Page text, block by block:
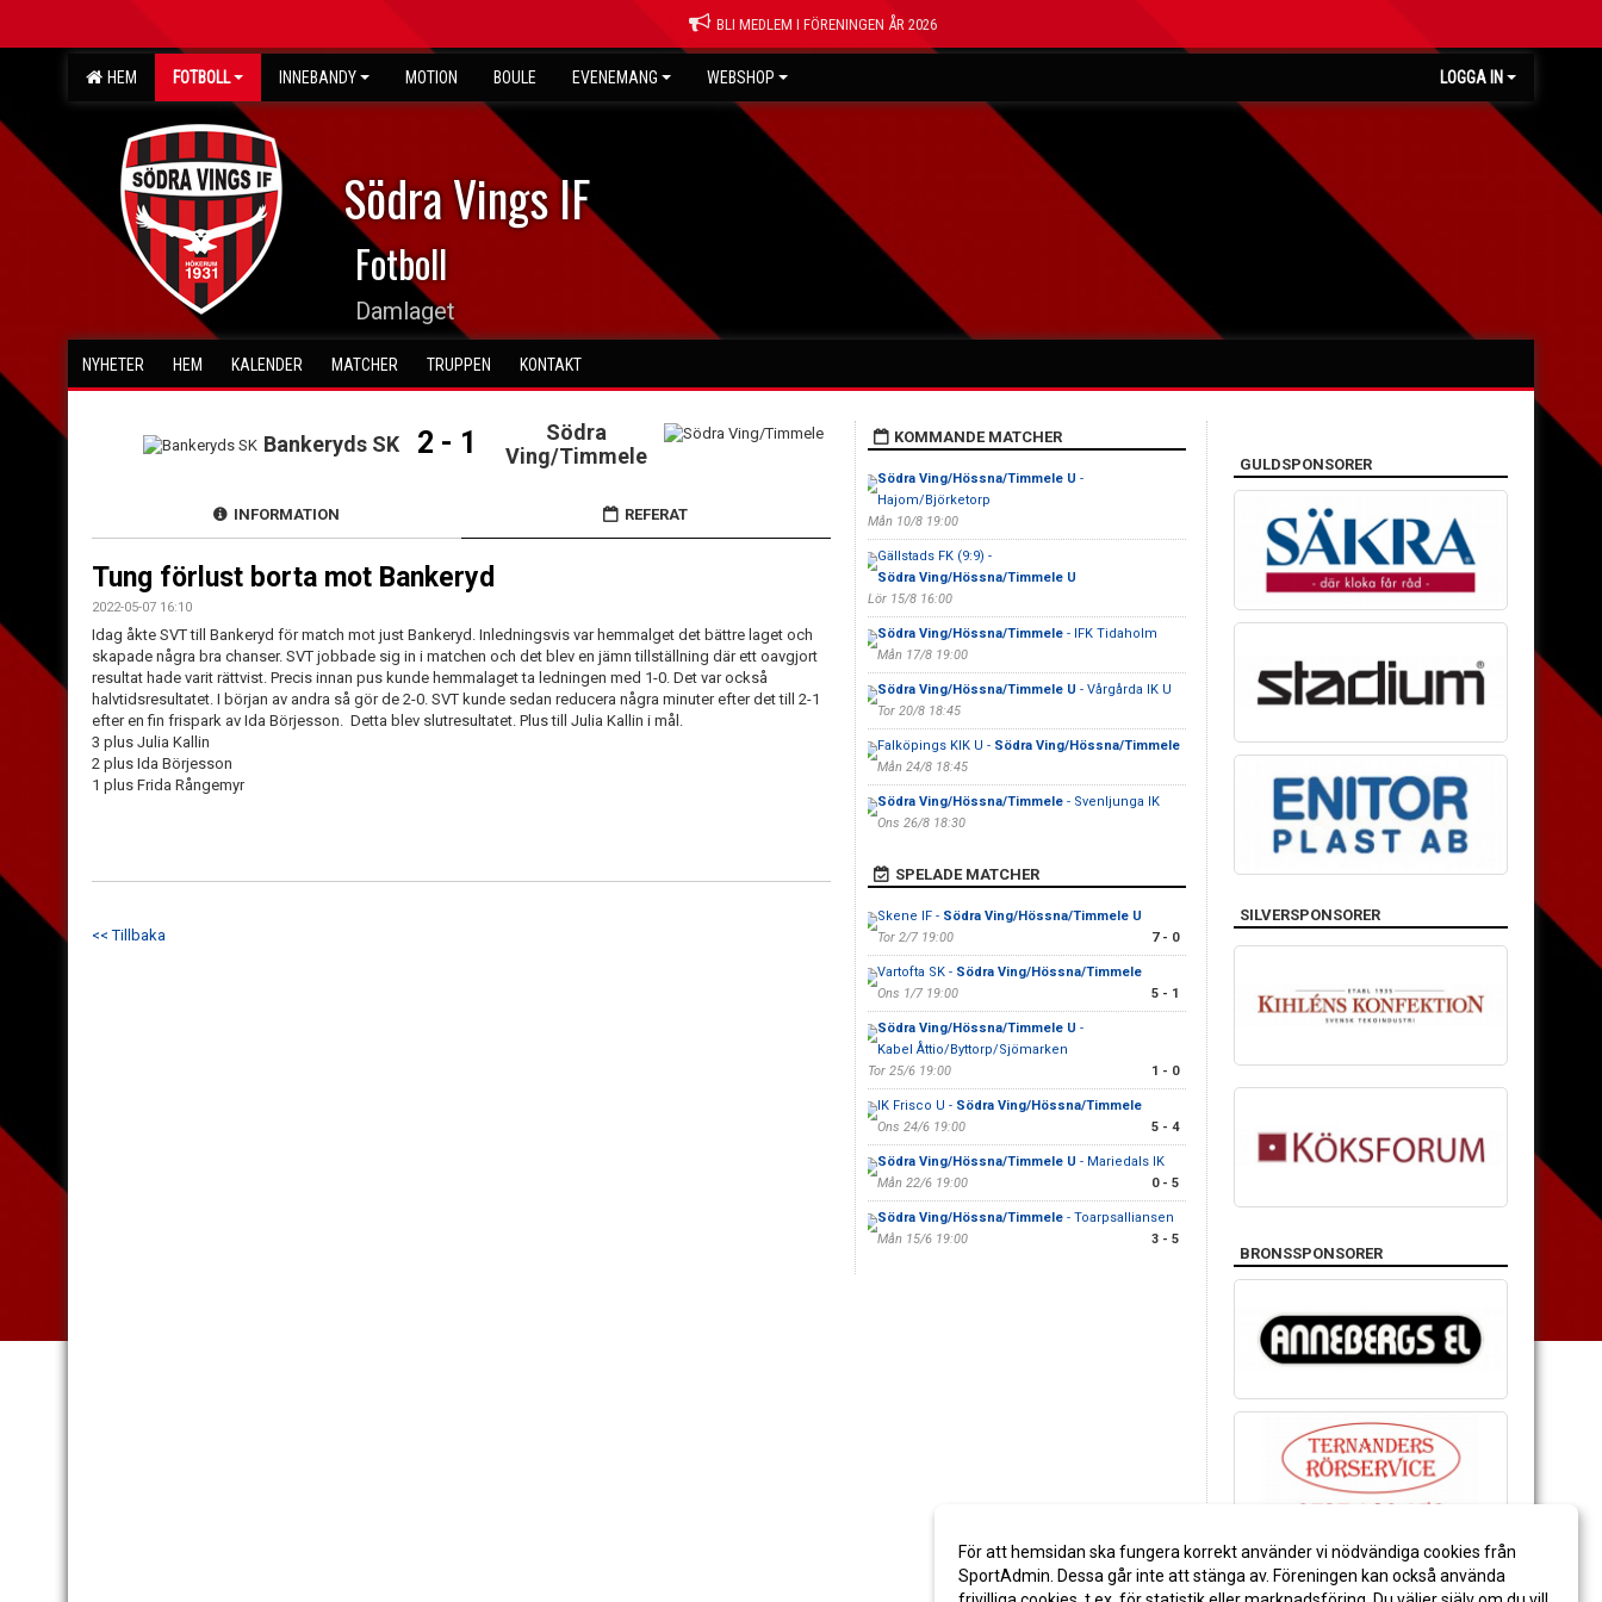
BLI MEDLEM I FÖRENINGEN ÅR 2026
HEM FOTBOLL INNEBANDY MOTION BOULE EVENEMANG WEBSHOP LOGGA IN
Södra Vings IF
Fotboll
Damlaget
NYHETER HEM KALENDER MATCHER TRUPPEN KONTAKT
Bankeryds SK 2 - 1
Södra
Ving/Timmele
INFORMATION REFERAT
Tung förlust borta mot Bankeryd
2022-05-07 16:10
Idag åkte SVT till Bankeryd för match mot just Bankeryd. Inledningsvis var hemmalget det bättre laget och
skapade några bra chanser. SVT jobbade sig in i matchen och det blev en jämn tillställning där ett oavgjort
resultat hade varit rättvist. Precis innan pus kunde hemmalaget ta ledningen med 1-0. Det var också
halvtidsresultatet. I början av andra så gör de 2-0. SVT kunde sedan reducera några minuter efter det till 2-1
efter en fin frispark av Ida Börjesson. Detta blev slutresultatet. Plus till Julia Kallin i mål.
3 plus Julia Kallin
2 plus Ida Börjesson
1 plus Frida Rångemyr
<< Tillbaka
KOMMANDE MATCHER
Södra Ving/Hössna/Timmele U -
Hajom/Björketorp
Mån 10/8 19:00
Gällstads FK (9:9) -
Södra Ving/Hössna/Timmele U
Lör 15/8 16:00
Södra Ving/Hössna/Timmele- IFK Tidaholm
Mån 17/8 19:00
Södra Ving/Hössna/Timmele U - Vårgårda IK U
Tor 20/8 18:45
Falköpings KIK U - Södra Ving/Hössna/Timmele
Mån 24/8 18:45
Södra Ving/Hössna/Timmele- Svenljunga IK
Ons 26/8 18:30
SPELADE MATCHER
Skene IF - Södra Ving/Hössna/Timmele U
Tor 2/7 19:00
7 - 0
Vartofta SK - Södra Ving/Hössna/Timmele
Ons 1/7 19:00
5 - 1
Södra Ving/Hössna/Timmele U -
Kabel Åttio/Byttorp/Sjömarken
Tor 25/6 19:00
1 - 0
IK Frisco U - Södra Ving/Hössna/Timmele
Ons 24/6 19:00
5 - 4
Södra Ving/Hössna/Timmele U - Mariedals IK
Mån 22/6 19:00
0 - 5
Södra Ving/Hössna/Timmele- Toarpsalliansen
Mån 15/6 19:00
3 - 5
GULDSPONSORER
SILVERSPONSORER
BRONSSPONSORER
För att hemsidan ska fungera korrekt använder vi nödvändiga cookies från
SportAdmin. Dessa går inte att stänga av. Föreningen kan också använda